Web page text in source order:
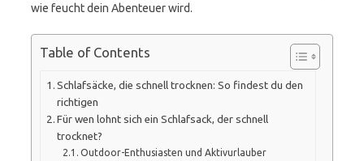
wie feucht dein Abenteuer wird.
Table of Contents
Schlafsäcke, die schnell trocknen: So findest du den
richtigen
Für wen lohnt sich ein Schlafsack, der schnell
trocknet?
Outdoor-Enthusiasten und Aktivurlauber